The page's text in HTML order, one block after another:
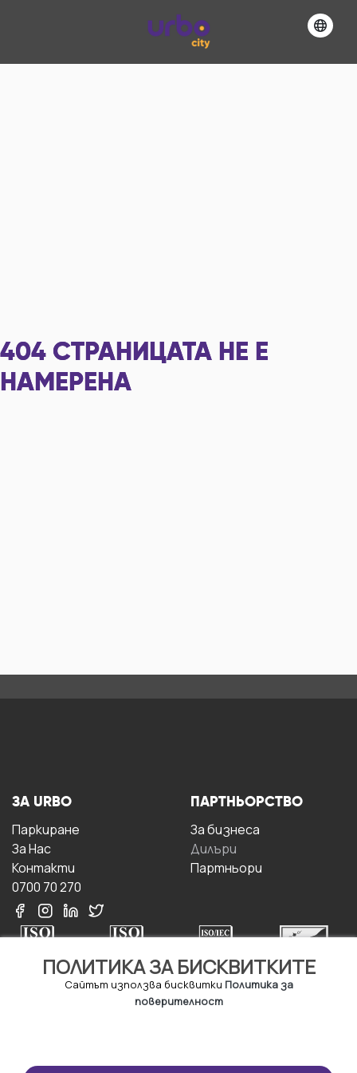
404 СТРАНИЦАТА НЕ Е
НАМЕРЕНА
ПОЛИТИКА ЗА БИСКВИТКИТЕ
Сайтът използва бисквитки Политика за
поверителност
ЗА URBO
Паркиране
За Hас
Контакти
0700 70 270
ПАРТНЬОРСТВО
За бизнесa
Дилъри
Партньори
Правила и условия за